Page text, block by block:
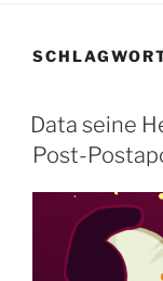
Data seine
Post-